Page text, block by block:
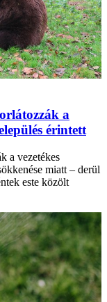
a
érintett
a vezetékes
miatt – derül
este közölt